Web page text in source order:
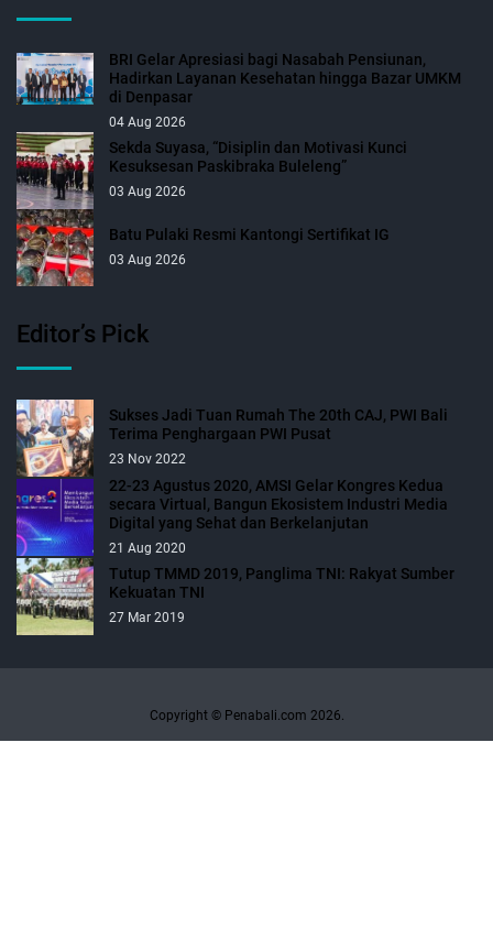
BRI Gelar Apresiasi bagi Nasabah Pensiunan,
Hadirkan Layanan Kesehatan hingga Bazar UMKM
di Denpasar
04 Aug 2026
Sekda Suyasa, “Disiplin dan Motivasi Kunci
Kesuksesan Paskibraka Buleleng”
03 Aug 2026
Batu Pulaki Resmi Kantongi Sertifikat IG
03 Aug 2026
Editor’s Pick
Sukses Jadi Tuan Rumah The 20th CAJ, PWI Bali
Terima Penghargaan PWI Pusat
23 Nov 2022
22-23 Agustus 2020, AMSI Gelar Kongres Kedua
secara Virtual, Bangun Ekosistem Industri Media
Digital yang Sehat dan Berkelanjutan
21 Aug 2020
Tutup TMMD 2019, Panglima TNI: Rakyat Sumber
Kekuatan TNI
27 Mar 2019
Copyright © Penabali.com 2026.